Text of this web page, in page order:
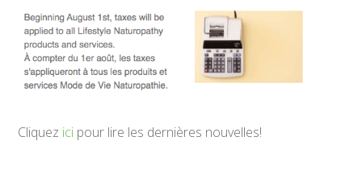
Cliquez ici pour lire les dernières nouvelles!